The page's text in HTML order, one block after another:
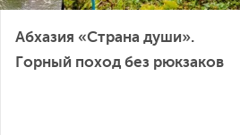
Абхазия «Страна души».
Горный поход без рюкзаков